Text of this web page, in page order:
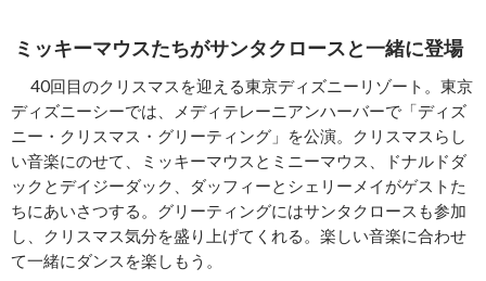
ミッキーマウスたちがサンタクロースと一緒に登場
40回目のクリスマスを迎える東京ディズニーリゾート。東京
ディズニーシーでは、メディテレーニアンハーバーで「ディズ
ニー・クリスマス・グリーティング」を公演。クリスマスらし
い音楽にのせて、ミッキーマウスとミニーマウス、ドナルドダ
ックとデイジーダック、ダッフィーとシェリーメイがゲストた
ちにあいさつする。グリーティングにはサンタクロースも参加
し、クリスマス気分を盛り上げてくれる。楽しい音楽に合わせ
て一緒にダンスを楽しもう。